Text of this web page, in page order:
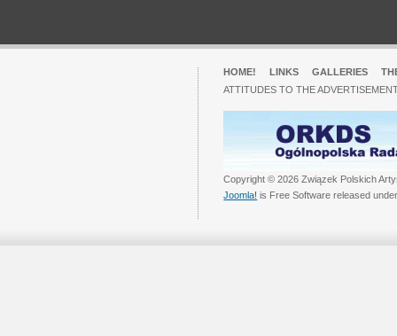
HOME! LINKS GALLERIES
ATTITUDES TO THE
Copyright © 2026 Związek Polskich
Joomla! is Free Software released